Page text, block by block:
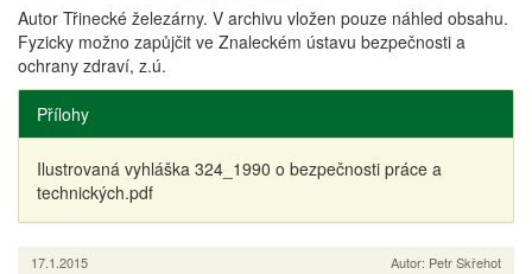
Autor Třinecké železárny. V archivu vložen pouze náhled obsahu.
Fyzicky možno zapůjčit ve Znaleckém ústavu bezpečnosti a
ochrany zdraví, z.ú.
Přílohy
Ilustrovaná vyhláška 324_1990 o bezpečnosti práce a
technických.pdf
17.1.2015 Autor: Petr Skřehot